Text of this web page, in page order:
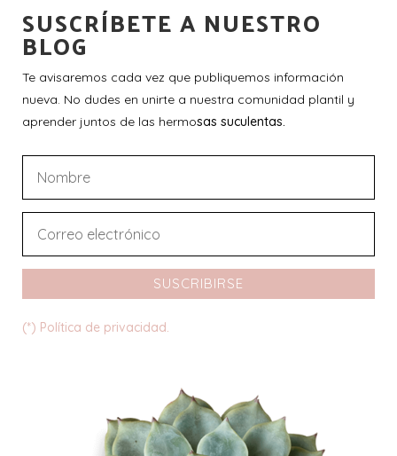
SUSCRÍBETE A NUESTRO
BLOG
Te avisaremos cada vez que publiquemos información
nueva. No dudes en unirte a nuestra comunidad plantil y
aprender juntos de las hermosas suculentas.
SUSCRIBIRSE
(*) Política de privacidad.